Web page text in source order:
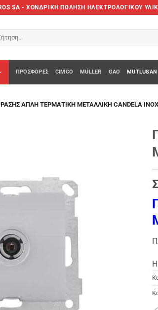
SA - XΟΝΔΡΙΚΗ ΠΩΛΗΣΗ ΗΛΕΚΤΡΟΛΟΓΙΚΟΥ
ΠΡΟΣΦΟΡΈΣ CIMCO MÜLLER GAO MUTLUSAN
ΑΠΛΉ ΤΕΡΜΑΤΙΚΉ ΜΕΤΑΛΛΙΚΉ CANDELA INOX